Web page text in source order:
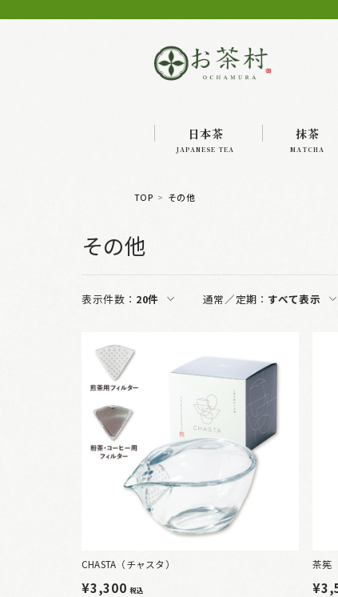
日本茶
JAPANESE TEA
抹茶
MATCHA
TOP その他
その他
表示件数： 20件 通常／定期： すべて表示
CHASTA（チャスタ）
¥3,300税込
茶筅